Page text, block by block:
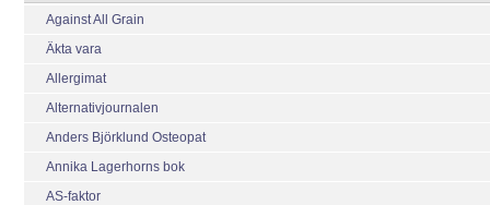
Against All Grain
Äkta vara
Allergimat
Alternativjournalen
Anders Björklund Osteopat
Annika Lagerhorns bok
AS-faktor